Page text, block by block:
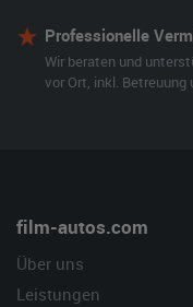
Professionelle
Wir beraten und
vor Ort, inkl. Betreuung
film-autos.com
Über uns
Leistungen